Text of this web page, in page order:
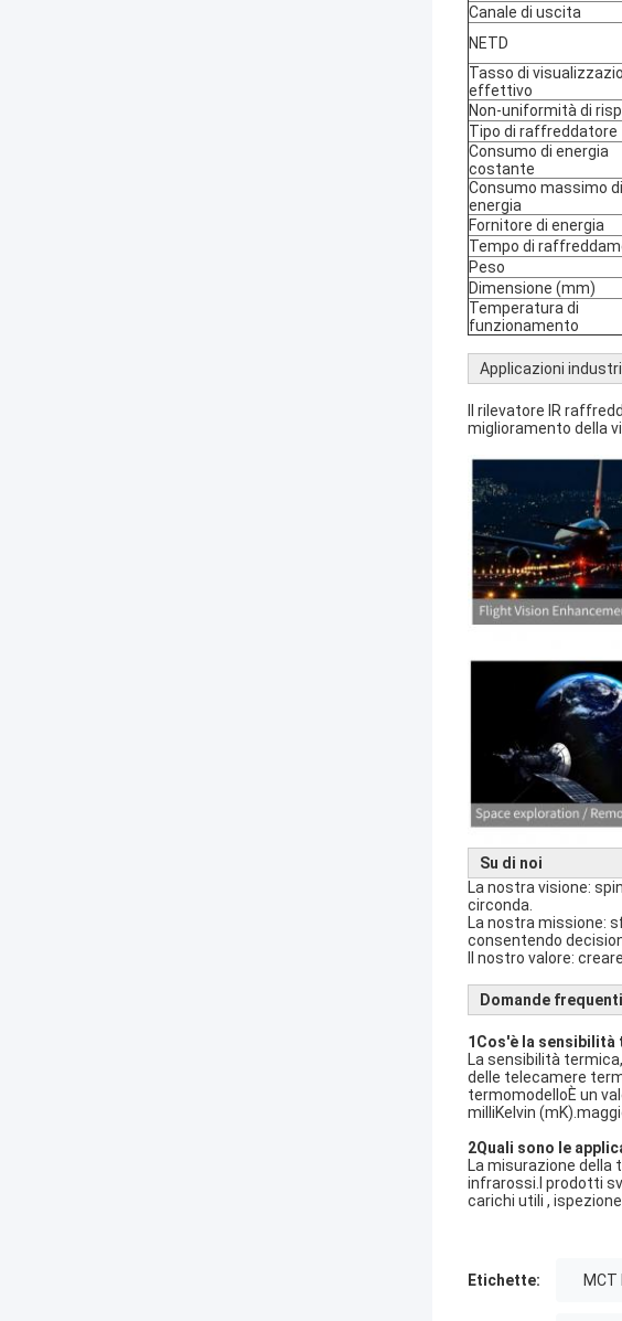
Canale di uscita
NETD
Tasso di
effettivo
Non-uniformità di
Tipo di raffreddatore
Consumo di energia
costante
Consumo massimo di
energia
Fornitore di energia
Tempo di
Peso
Dimensione (mm)
Temperatura di
funzionamento
Applicazioni
Il rilevatore IR
miglioramento della
Su di noi
La nostra visione:
circonda.
La nostra missione:
consentendo
Il nostro valore:
Domande frequenti
1Cos'è la sensibilità
La sensibilità
delle telecamere
termomodelloÈ un
milliKelvin
2Quali sono le
La misurazione della
infrarossi.I prodotti
carichi utili ,
Etichette: